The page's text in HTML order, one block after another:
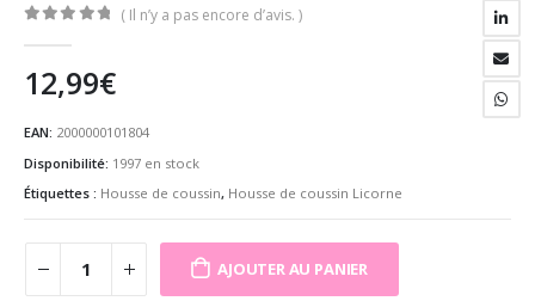
( Il n’y a pas encore d’avis. )
12,99€
EAN: 2000000101804
Disponibilité: 1997 en stock
Étiquettes : Housse de coussin, Housse de coussin Licorne
AJOUTER AU PANIER